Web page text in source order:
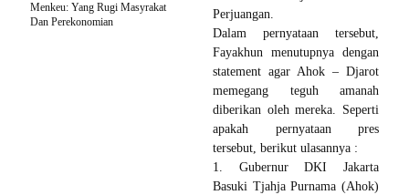
Perjuangan.
Dalam pernyataan tersebut,
Fayakhun menutupnya dengan
statement agar Ahok – Djarot
memegang teguh amanah
diberikan oleh mereka. Seperti
apakah pernyataan pres
tersebut, berikut ulasannya :
1. Gubernur DKI Jakarta
Basuki Tjahja Purnama (Ahok)
Menkeu: Yang Rugi Masyrakat
Dan Perekonomian